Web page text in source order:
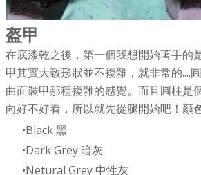
盔甲
在底漆乾之後，第一個我想開始著手的
甲其實大致形狀並不複雜，就非常的....
曲面裝甲那種複雜的感覺。而且圓柱是
向好不好看，所以就先從腿開始吧！顏
Black 黑
Dark Grey 暗灰
Netural Grey 中性灰